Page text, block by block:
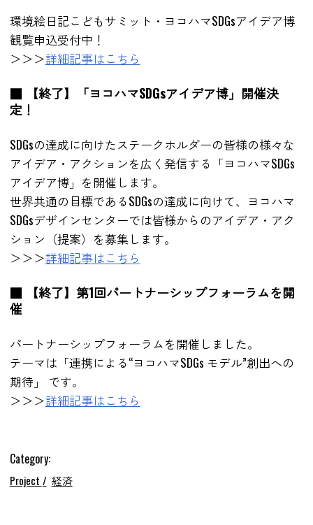
環境絵日記こどもサミット・ヨコハマSDGsアイデア博
観覧申込受付中！
＞＞＞詳細記事はこちら
■ 【終了】「ヨコハマSDGsアイデア博」開催決
定！
SDGsの達成に向けたステークホルダーの皆様の様々な
アイデア・アクションを広く発信する「ヨコハマSDGs
アイデア博」を開催します。
世界共通の目標であるSDGsの達成に向けて、ヨコハマ
SDGsデザインセンターでは皆様からのアイデア・アク
ション（提案）を募集します。
＞＞＞詳細記事はこちら
■ 【終了】第1回パートナーシップフォーラムを開
催
パートナーシップフォーラムを開催しました。
テーマは「連携による“ヨコハマSDGs モデル”創出への
期待」 です。
＞＞＞詳細記事はこちら
Category:
Project 経済